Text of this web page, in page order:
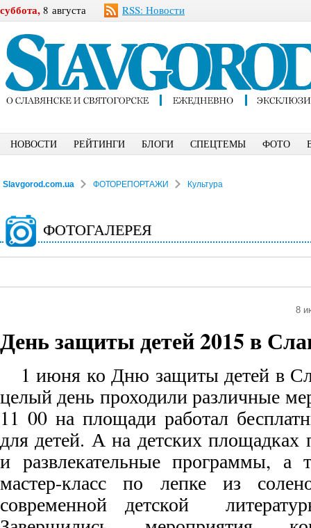
суббота, 8 августа RSS: Новости
НОВОСТИ РЕЙТИНГИ БЛОГИ СПЕЦТЕМЫ ФОТО
Slavgorod.com.ua ФОТОРЕПОРТАЖИ Культура
ФОТОГАЛЕРЕЯ
8
День защиты детей 2015 в
1 июня ко Дню защиты детей в
целый день проходили различные
11 00 на площади работал
для детей. А на детских площадках
и развлекательные программы,
мастер-класс по лепке из
современной детской